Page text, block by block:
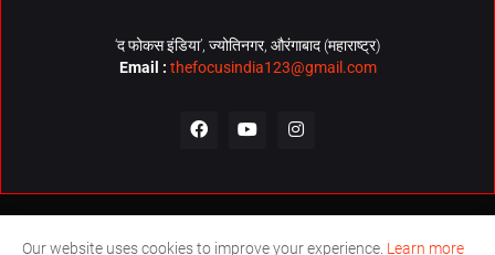
‘द फोकस इंडिया’, ज्योतिनगर, औरंगाबाद (महाराष्ट्र)
Email : thefocusindia123@gmail.com
About Us Contact Us The Focus India Policy
Our website uses cookies to improve your experience. Learn more